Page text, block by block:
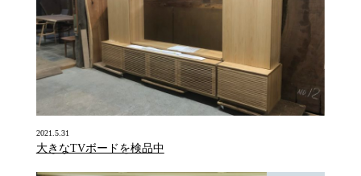
2021.5.31
大きなTVボードを検品中